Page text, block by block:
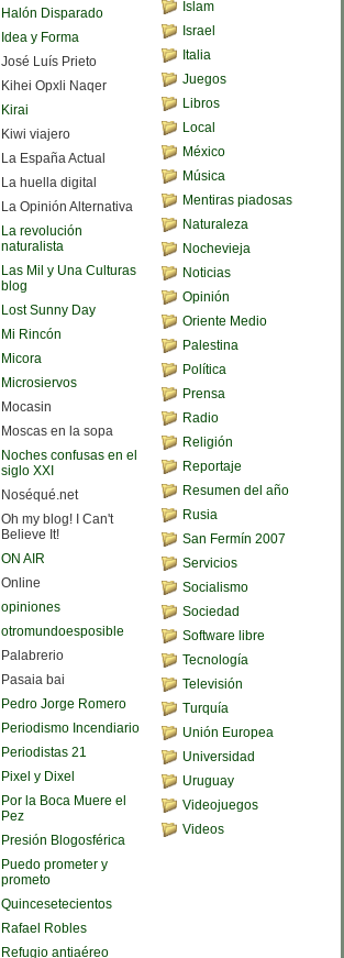
Halón Disparado
Idea y Forma
José Luís Prieto
Kihei Opxli Naqer
Kirai
Kiwi viajero
La España Actual
La huella digital
La Opinión Alternativa
La revolución
naturalista
Las Mil y Una Culturas
blog
Lost Sunny Day
Mi Rincón
Micora
Microsiervos
Mocasin
Moscas en la sopa
Noches confusas en el
siglo XXI
Noséqué.net
Oh my blog! I Can't
Believe It!
ON AIR
Online
opiniones
otromundoesposible
Palabrerio
Pasaia bai
Pedro Jorge Romero
Periodismo Incendiario
Periodistas 21
Pixel y Dixel
Por la Boca Muere el
Pez
Presión Blogosférica
Puedo prometer y
prometo
Quincesetecientos
Rafael Robles
Refugio antiaéreo
Islam
Israel
Italia
Juegos
Libros
Local
México
Música
Mentiras piadosas
Naturaleza
Nochevieja
Noticias
Opinión
Oriente Medio
Palestina
Política
Prensa
Radio
Religión
Reportaje
Resumen del año
Rusia
San Fermín 2007
Servicios
Socialismo
Sociedad
Software libre
Tecnología
Televisión
Turquía
Unión Europea
Universidad
Uruguay
Videojuegos
Videos